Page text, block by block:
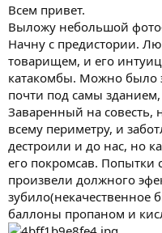
а
Всем привет.
Выложу небольшой
Начну с предистории.
товарищем, и его
катакомбы. Можно было
почти под самы
Заваренный на совесть,
всему периметру, и
дестроили и до нас, но
его покромсав. Попытки
произвели должного
зубило(некачественное
баллоны пропаном и